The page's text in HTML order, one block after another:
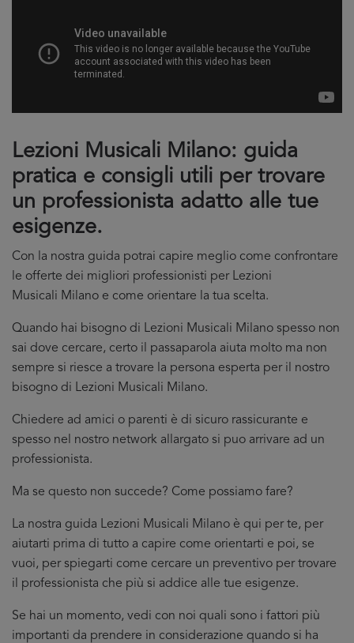
Lezioni Musicali Milano: guida
pratica e consigli utili per trovare
un professionista adatto alle tue
esigenze.
Con la nostra guida potrai capire meglio come confrontare
le offerte dei migliori professionisti per Lezioni
Musicali Milano e come orientare la tua scelta.
Quando hai bisogno di Lezioni Musicali Milano spesso non
sai dove cercare, certo il passaparola aiuta molto ma non
sempre si riesce a trovare la persona esperta per il nostro
bisogno di Lezioni Musicali Milano.
Chiedere ad amici o parenti è di sicuro rassicurante e
spesso nel nostro network allargato si puo arrivare ad un
professionista.
Ma se questo non succede? Come possiamo fare?
La nostra guida Lezioni Musicali Milano è qui per te, per
aiutarti prima di tutto a capire come orientarti e poi, se
vuoi, per spiegarti come cercare un preventivo per trovare
il professionista che più si addice alle tue esigenze.
Se hai un momento, vedi con noi quali sono i fattori più
importanti da prendere in considerazione quando si ha